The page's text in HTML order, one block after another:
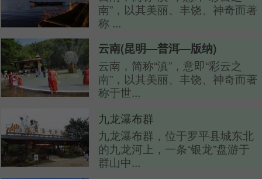
南”，以其美丽、丰饶、神奇而著
称 ...
云南(昆明—普洱—版纳)
云南，简称“滇”，意即“彩云之
南”，以其美丽、丰饶、神奇而著
称于世...
九龙瀑布群
九龙瀑布群，位于罗平县城东北
的九龙河上，一条“银龙”盘游于
群山中...